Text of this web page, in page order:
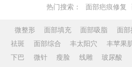
热门搜索： 面部疤痕修复
微整形
面部填充 面部吸脂 面部
祛斑
面部综合 丰太阳穴 丰苹果
下巴
微针 瘦脸 线雕 玻尿酸